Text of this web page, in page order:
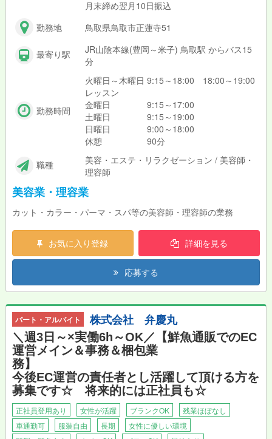
月末締め翌月10日振込
勤務地
鳥取県鳥取市正蓮寺51
最寄り駅
JR山陰本線(豊岡～米子) 鳥取駅 からバス15
分
勤務時間
火曜日～木曜日 9:15～18:00 18:00～19:00
レッスン
金曜日 9:15～17:00
土曜日 9:15～19:00
日曜日 9:00～18:00
休憩 90分
職種
美容・エステ・リラクゼーション / 美容師・
理容師
美容業・理容業
カット・カラー・パーマ・スパ等の美容師・理容師の業務
お気に入り登録 詳細を見る
応募する
パート・アルバイト 株式会社 弁慶丸
＼週3日～×実働6h～OK／【鮮魚通販でのEC
運営メイン＆事務＆梱包業
務】
今後EC運営の責任者とし活躍して頂ける方を
募集です☆ 将来的には正社員も☆
正社員登用あり 女性が活躍 ブランクOK
残業ほぼなし
車通勤可
服装自由 長期
女性に優しい環境